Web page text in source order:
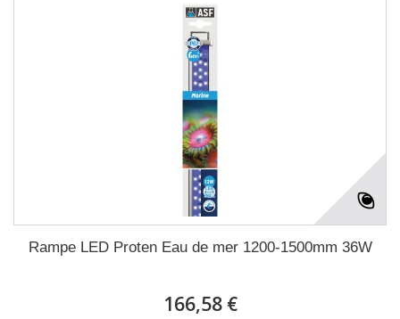
Rampe LED Proten Eau de mer 1200-1500mm 36W
166,58 €